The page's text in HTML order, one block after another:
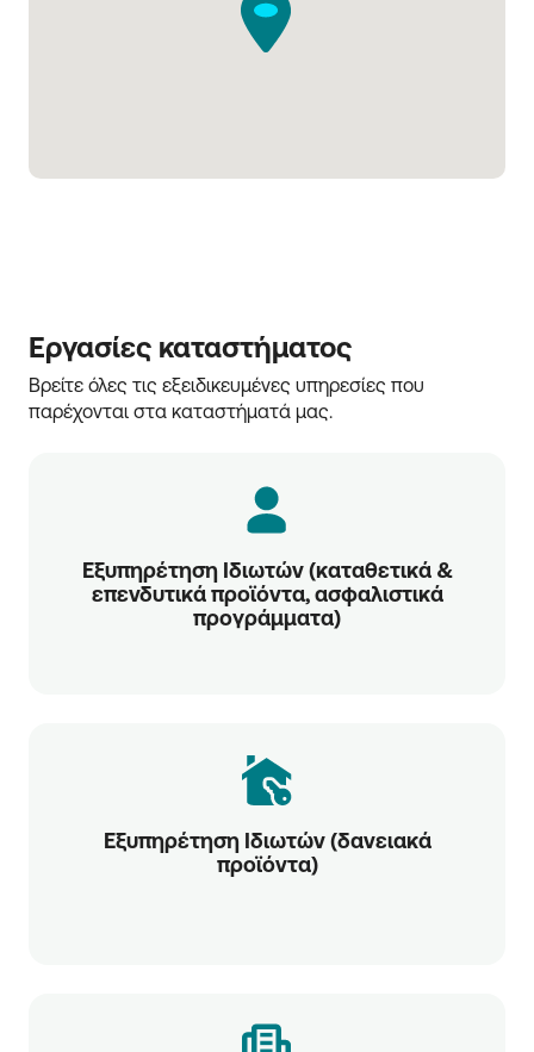
Εργασίες καταστήματος
Βρείτε όλες τις εξειδικευμένες υπηρεσίες που
παρέχονται στα καταστήματά μας.
Εξυπηρέτηση Ιδιωτών (καταθετικά &
επενδυτικά προϊόντα, ασφαλιστικά
προγράμματα)
Εξυπηρέτηση Ιδιωτών (δανειακά
προϊόντα)